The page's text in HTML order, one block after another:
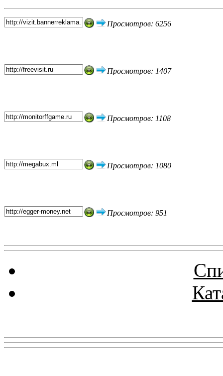
Просмотров: 6256
Просмотров: 1407
Просмотров: 1108
Просмотров: 1080
Просмотров: 951